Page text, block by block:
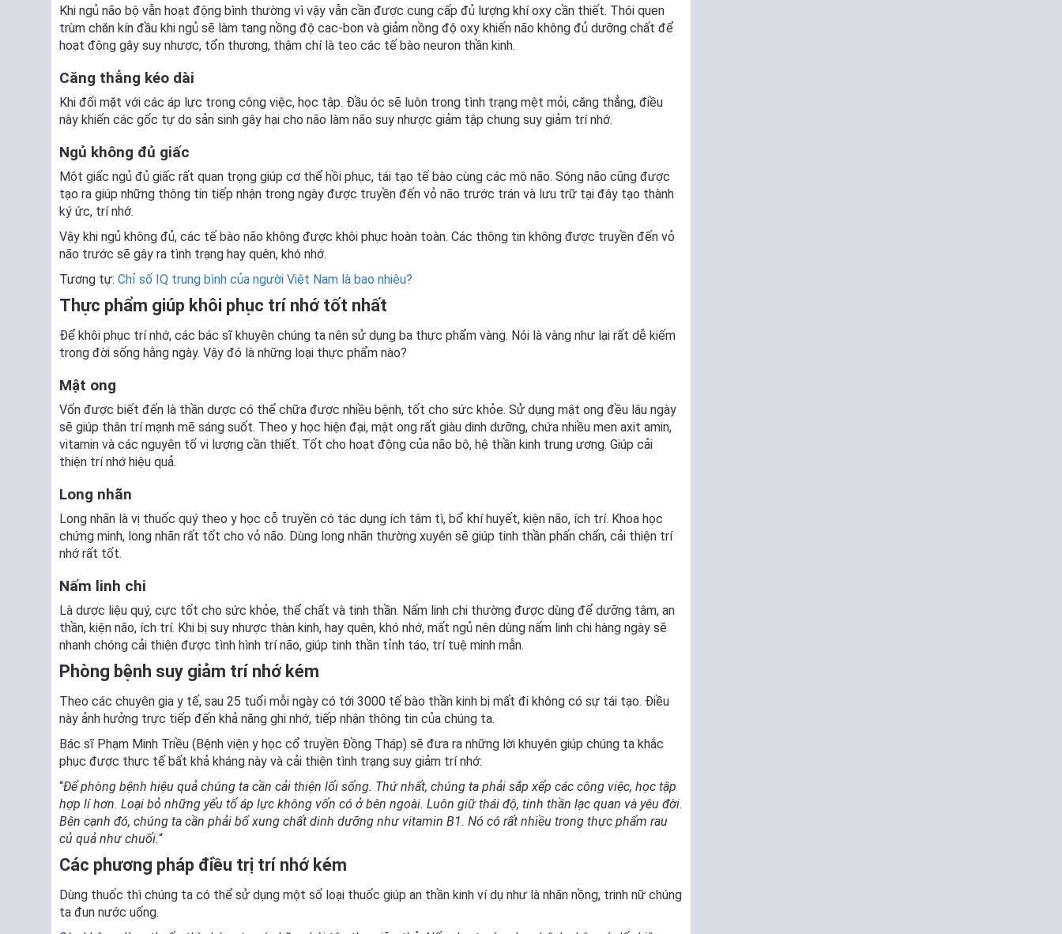
Khi ngủ não bộ vẫn hoạt động bình thường vì vậy vẫn cần được cung cấp đủ lượng khí oxy cần thiết. Thói quen
trùm chăn kín đầu khi ngủ sẽ làm tang nồng độ cac-bon và giảm nồng độ oxy khiến não không đủ dưỡng chất để
hoạt động gây suy nhược, tổn thương, thậm chí là teo các tế bào neuron thần kinh.
Căng thẳng kéo dài
Khi đối mặt với các áp lực trong công việc, học tập. Đầu óc sẽ luôn trong tình trạng mệt mỏi, căng thẳng, điều
này khiến các gốc tự do sản sinh gây hại cho não làm não suy nhược giảm tập chung suy giảm trí nhớ.
Ngủ không đủ giấc
Một giấc ngủ đủ giấc rất quan trọng giúp cơ thể hồi phục, tái tạo tế bào cùng các mô não. Sóng não cũng được
tạo ra giúp những thông tin tiếp nhận trong ngày được truyền đến vỏ não trước trán và lưu trữ tại đây tạo thành
ký ức, trí nhớ.
Vậy khi ngủ không đủ, các tế bào não không được khôi phục hoàn toàn. Các thông tin không được truyền đến vỏ
não trước sẽ gây ra tình trạng hay quên, khó nhớ.
Tương tự: Chỉ số IQ trung bình của người Việt Nam là bao nhiêu?
Thực phẩm giúp khôi phục trí nhớ tốt nhất
Để khôi phục trí nhớ, các bác sĩ khuyên chúng ta nên sử dụng ba thực phẩm vàng. Nói là vàng như lại rất dễ kiếm
trong đời sống hằng ngày. Vậy đó là những loại thực phẩm nào?
Mật ong
Vốn được biết đến là thần dược có thể chữa được nhiều bệnh, tốt cho sức khỏe. Sử dụng mật ong đều lâu ngày
sẽ giúp thân trí mạnh mẽ sáng suốt. Theo y học hiện đại, mật ong rất giàu dinh dưỡng, chứa nhiều men axit amin,
vitamin và các nguyên tố vi lượng cần thiết. Tốt cho hoạt động của não bộ, hệ thần kinh trung ương. Giúp cải
thiện trí nhớ hiệu quả.
Long nhãn
Long nhãn là vị thuốc quý theo y học cỗ truyền có tác dụng ích tâm tì, bổ khí huyết, kiện não, ích trí. Khoa học
chứng minh, long nhãn rất tốt cho vỏ não. Dùng long nhãn thường xuyên sẽ giúp tinh thần phấn chấn, cải thiện trí
nhớ rất tốt.
Nấm linh chi
Là dược liệu quý, cực tốt cho sức khỏe, thể chất và tinh thần. Nấm linh chi thường được dùng để dưỡng tâm, an
thần, kiện não, ích trí. Khi bị suy nhược thàn kinh, hay quên, khó nhớ, mất ngủ nên dùng nấm linh chi hàng ngày sẽ
nhanh chóng cải thiện được tình hình trí não, giúp tinh thần tỉnh táo, trí tuệ minh mẫn.
Phòng bệnh suy giảm trí nhớ kém
Theo các chuyên gia y tế, sau 25 tuổi mỗi ngày có tới 3000 tế bào thần kinh bị mất đi không có sự tái tạo. Điều
này ảnh hưởng trực tiếp đến khả năng ghi nhớ, tiếp nhận thông tin của chúng ta.
Bác sĩ Phạm Minh Triều (Bệnh viện y học cổ truyền Đồng Tháp) sẽ đưa ra những lời khuyên giúp chúng ta khắc
phục được thực tế bất khả kháng này và cải thiện tình trạng suy giảm trí nhớ:
“Để phòng bệnh hiệu quả chúng ta cần cải thiện lối sống. Thứ nhất, chúng ta phải sắp xếp các công việc, học tập
hợp lí hơn. Loại bỏ những yếu tố áp lực không vốn có ở bên ngoài. Luôn giữ thái độ, tinh thần lạc quan và yêu đời.
Bên cạnh đó, chúng ta cần phải bổ xung chất dinh dưỡng như vitamin B1. Nó có rất nhiều trong thực phẩm rau
củ quả như chuối.“
Các phương pháp điều trị trí nhớ kém
Dùng thuốc thì chúng ta có thể sử dụng một số loại thuốc giúp an thần kinh ví dụ như là nhãn nồng, trinh nữ chúng
ta đun nước uống.